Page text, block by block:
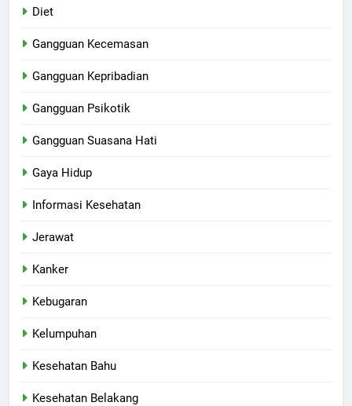
Diet
Gangguan Kecemasan
Gangguan Kepribadian
Gangguan Psikotik
Gangguan Suasana Hati
Gaya Hidup
Informasi Kesehatan
Jerawat
Kanker
Kebugaran
Kelumpuhan
Kesehatan Bahu
Kesehatan Belakang